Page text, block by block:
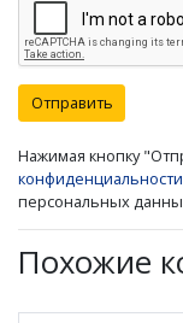
Отправить
Нажимая кнопку
конфиденциальности
персональных
Похожие